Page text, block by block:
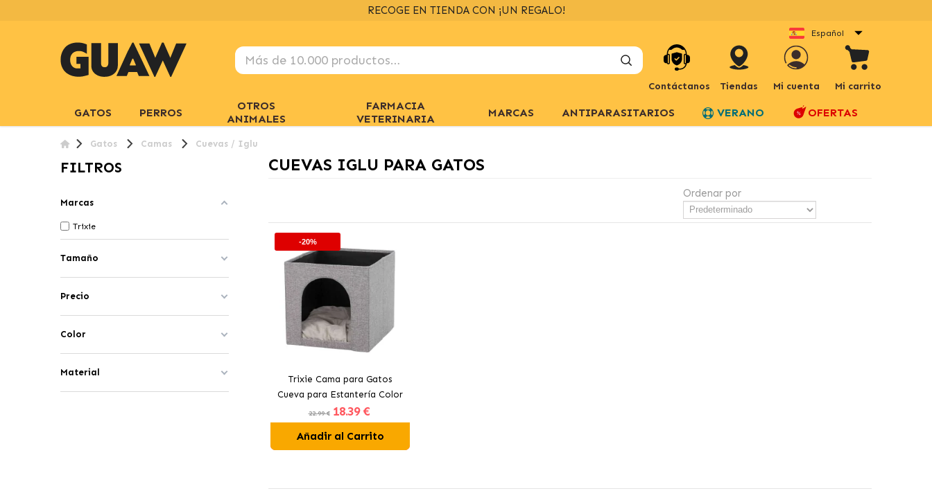
RECOGE EN TIENDA CON ¡UN REGALO!
Español
Contáctanos Tiendas Mi cuenta Mi carrito
GATOS PERROS
OTROS
ANIMALES
FARMACIA
VETERINARIA
MARCAS ANTIPARASITARIOS VERANO OFERTAS
Gatos Camas Cuevas / Iglu
FILTROS
Marcas
Trixie
Tamaño
Precio
Color
Material
CUEVAS IGLU PARA GATOS
Ordenar por
-20%
Trixie Cama para Gatos
Cueva para Estantería Color
Gris
22.99 € 18.39 €
Añadir al Carrito